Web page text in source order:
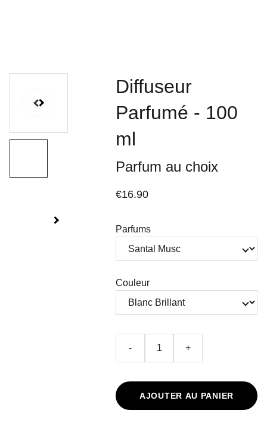
Diffuseur
Parfumé - 100
ml
Parfum au choix
€16.90
Parfums
Couleur
- +
AJOUTER AU PANIER